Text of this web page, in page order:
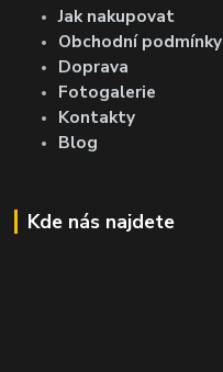
Jak nakupovat
Obchodní podmínky
Doprava
Fotogalerie
Kontakty
Blog
Kde nás najdete